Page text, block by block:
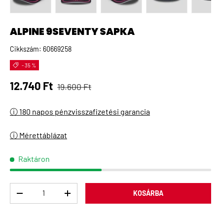
ALPINE 9SEVENTY SAPKA
Cikkszám: 60669258
- 35 %
Eladási ár
12.740 Ft Normál ár
19.600 Ft
ⓘ 180 napos pénzvisszafizetési garancia
ⓘ Mérettáblázat
Raktáron
KOSÁRBA